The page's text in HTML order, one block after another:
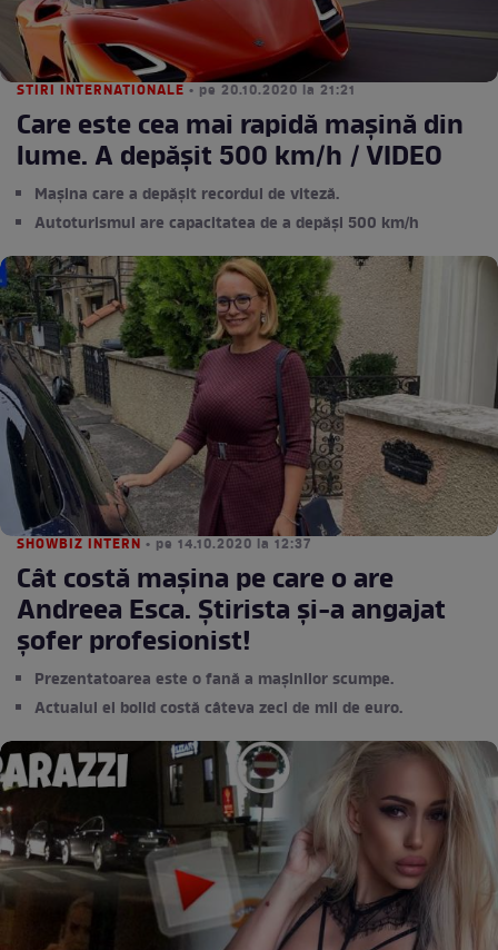
STIRI INTERNATIONALE • pe 20.10.2020 la 21:21
Care este cea mai rapidă mașină din
lume. A depășit 500 km/h / VIDEO
Mașina care a depășit recordul de viteză.
Autoturismul are capacitatea de a depăși 500 km/h
SHOWBIZ INTERN • pe 14.10.2020 la 12:37
Cât costă mașina pe care o are
Andreea Esca. Știrista și-a angajat
șofer profesionist!
Prezentatoarea este o fană a mașinilor scumpe.
Actualul ei bolid costă câteva zeci de mii de euro.